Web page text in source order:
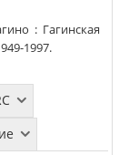
:Гагинская
1997.